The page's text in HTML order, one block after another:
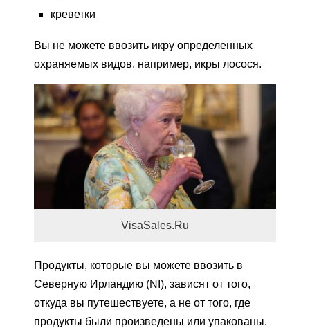
креветки
Вы не можете ввозить икру определенных
охраняемых видов, например, икры лосося.
VisaSales.Ru
Продукты, которые вы можете ввозить в
Северную Ирландию (NI), зависят от того,
откуда вы путешествуете, а не от того, где
продукты были произведены или упакованы.